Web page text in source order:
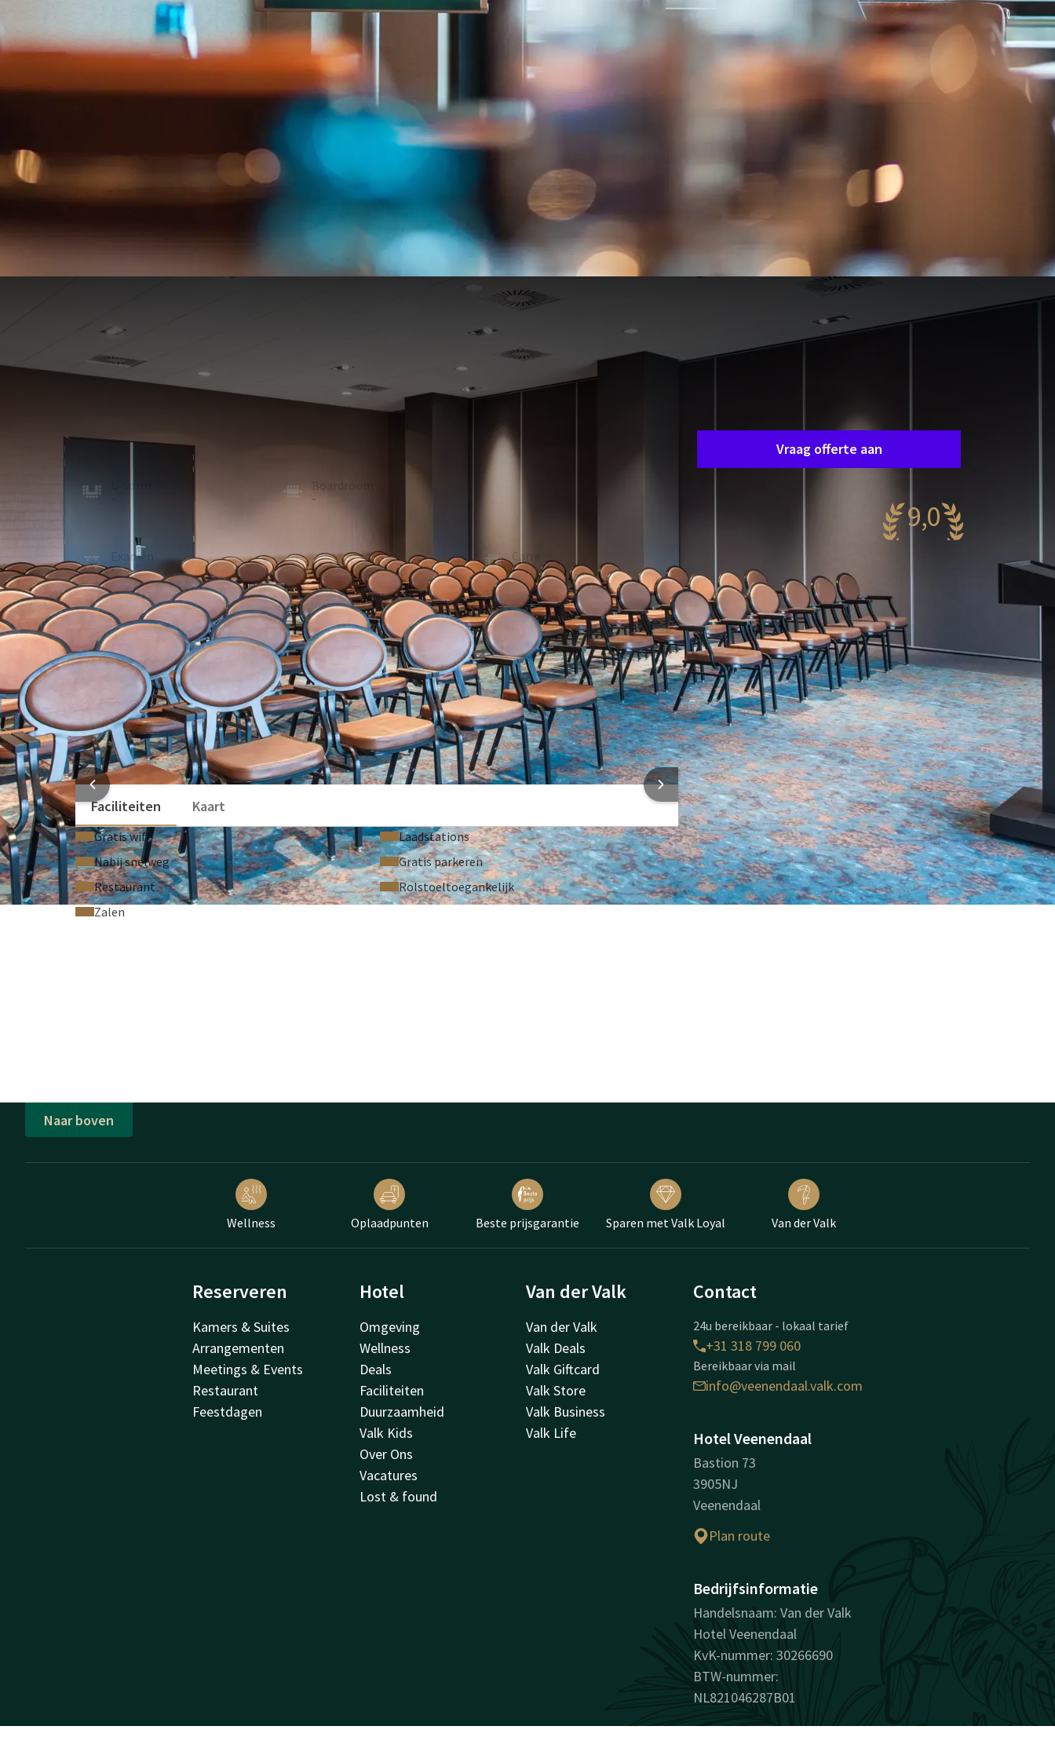
Dankzij de opsplitsbare tussenwanden kunnen De Molenhoek 1 en De Molenhoek 2 gecombineerd worden tot De
Molenhoek 1-2. Iedere opstelling is mogelijk en de zaal is ook weer te combineren tot twee losse zalen. De zaal
beschikt over een beamer en projectiescherm. De zaal is voorzien van daglicht, maar kan ook verduisterd
worden. In alle zalen is gratis WiFi beschikbaar.
U-vorm
Boardroom
-
Examen
-
Cabaret
160
Carré
-
ZAAL FACILITEITEN
In de zaal
Daglicht
Geluidswerende wanden
Beamer
Optionele faciliteiten
Flip-over (Op aanvraag)
Laptop / Computer (Op aanvraag)
Technische support (Op aanvraag)
Geluidssysteem (Op aanvraag)
Laser pointer (Op aanvraag)
Microfoon (Op aanvraag)
Zaal aanvraag
Vraag offerte aan
9,0
HOTEL INFORMATIE
Faciliteiten
Kaart
Gratis wifi
Laadstations
Nabij snelweg
Gratis parkeren
Restaurant
Rolstoeltoegankelijk
Zalen
Naar boven
Wellness Oplaadpunten Beste prijsgarantie Sparen met Valk Loyal Van der Valk
Reserveren
Kamers & Suites
Arrangementen
Meetings & Events
Restaurant
Feestdagen
Hotel
Omgeving
Wellness
Deals
Faciliteiten
Duurzaamheid
Valk Kids
Over Ons
Vacatures
Lost & found
Van der Valk
Van der Valk
Valk Deals
Valk Giftcard
Valk Store
Valk Business
Valk Life
Contact
24u bereikbaar - lokaal tarief
+31 318 799 060
Bereikbaar via mail
info@veenendaal.valk.com
Hotel Veenendaal
Bastion 73
3905NJ
Veenendaal
Plan route
Bedrijfsinformatie
Handelsnaam: Van der Valk
Hotel Veenendaal
KvK-nummer: 30266690
BTW-nummer:
NL821046287B01